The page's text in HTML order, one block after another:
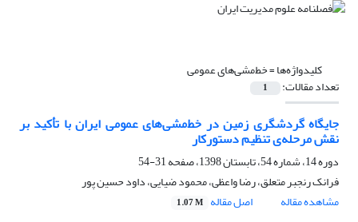
کلیدواژه‌ها =خط‌مشی‌های عمومی
تعداد مقالات: 1
جایگاه گردشگری زمین در خط‌مشی‌های عمومی ایران با تأکید بر
نقش مرحله‌ی تنظیم دستورکار
دوره 14، شماره 54، تابستان 1398، صفحه
31-54
فرانک رنجبر متعلق، رضا واعظی، محمود ضیایی، داود حسین پور
مشاهده مقاله
اصل مقاله 1.07 M